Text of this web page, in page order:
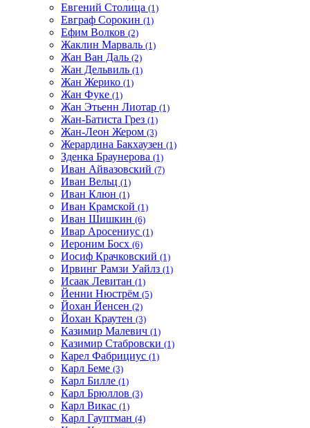
Евгений Столица (1)
Евграф Сорокин (1)
Ефим Волков (2)
Жаклин Марваль (1)
Жан Ван Даль (2)
Жан Дельвиль (1)
Жан Жерико (1)
Жан Фуке (1)
Жан Этьенн Лиотар (1)
Жан-Батиста Грез (1)
Жан-Леон Жером (3)
Жерардина Бакхаузен (1)
Зденка Браунерова (1)
Иван Айвазовский (7)
Иван Вельц (1)
Иван Клюн (1)
Иван Крамской (1)
Иван Шишкин (6)
Ивар Аросениус (1)
Иероним Босх (6)
Иосиф Крачковский (1)
Ирвинг Рамзи Уайлз (1)
Исаак Левитан (1)
Йенни Нюстрём (5)
Йохан Йенсен (2)
Йохан Краутен (3)
Казимир Малевич (1)
Казимир Стабровски (1)
Карел Фабрициус (1)
Карл Беме (3)
Карл Билле (1)
Карл Брюллов (3)
Карл Викас (1)
Карл Гауптман (4)